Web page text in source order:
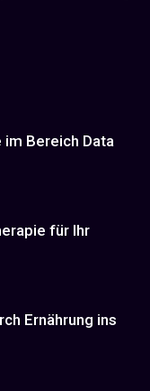
im Bereich Data
für Ihr
Ernährung ins